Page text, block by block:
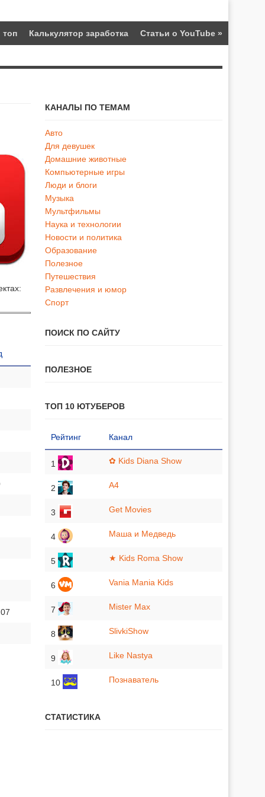
Калькулятор заработка Статьи о YouTube »
КАНАЛЫ ПО ТЕМАМ
Авто
Для девушек
Домашние животные
Компьютерные игры
Люди и блоги
Музыка
Мультфильмы
Наука и технологии
Новости и политика
Образование
Полезное
Путешествия
Развлечения и юмор
Спорт
ПОИСК ПО САЙТУ
ПОЛЕЗНОЕ
ТОП 10 ЮТУБЕРОВ
Рейтинг Канал
1 ✿ Kids Diana Show
2 A4
3 Get Movies
4 Маша и Медведь
5 ★ Kids Roma Show
6 Vania Mania Kids
7 Mister Max
8 SlivkiShow
9 Like Nastya
10 Познаватель
СТАТИСТИКА